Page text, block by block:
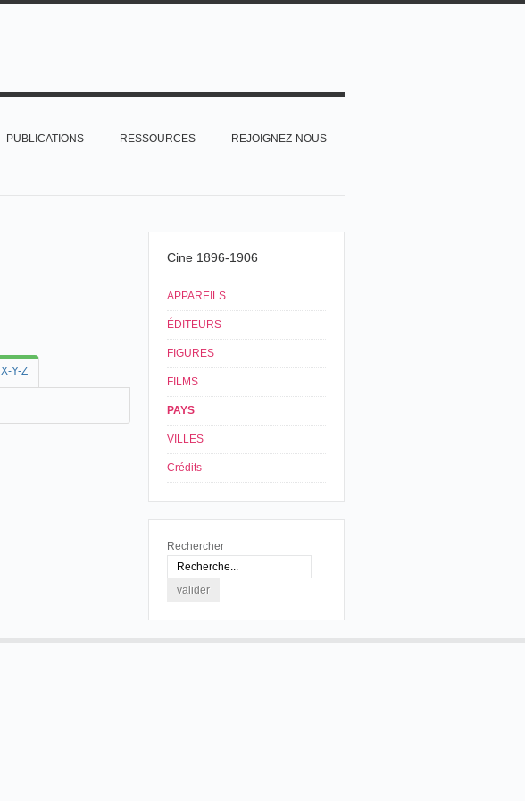
PUBLICATIONS RESSOURCES REJOIGNEZ-NOUS
X-Y-Z
Cine 1896-1906
APPAREILS
ÉDITEURS
FIGURES
FILMS
PAYS
VILLES
Crédits
Rechercher